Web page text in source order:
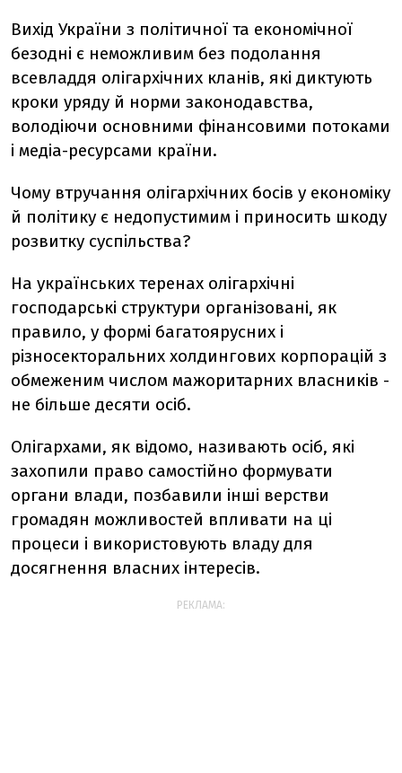
Вихід України з політичної та економічної
безодні є неможливим без подолання
всевладдя олігархічних кланів, які диктують
кроки уряду й норми законодавства,
володіючи основними фінансовими потоками
і медіа-ресурсами країни.
Чому втручання олігархічних босів у економіку
й політику є недопустимим і приносить шкоду
розвитку суспільства?
На українських теренах олігархічні
господарські структури організовані, як
правило, у формі багатоярусних і
різносекторальних холдингових корпорацій з
обмеженим числом мажоритарних власників -
не більше десяти осіб.
Олігархами, як відомо, називають осіб, які
захопили право самостійно формувати
органи влади, позбавили інші верстви
громадян можливостей впливати на ці
процеси і використовують владу для
досягнення власних інтересів.
РЕКЛАМА: